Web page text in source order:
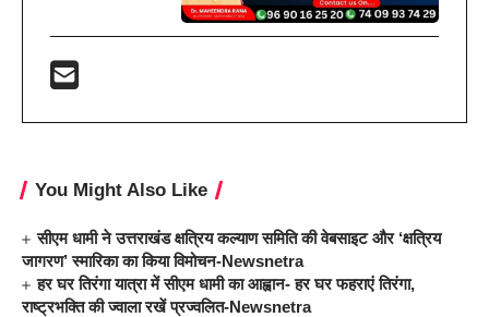
You Might Also Like
सीएम धामी ने उत्तराखंड क्षत्रिय कल्याण समिति की वेबसाइट और ‘क्षत्रिय
जागरण’ स्मारिका का किया विमोचन-Newsnetra
हर घर तिरंगा यात्रा में सीएम धामी का आह्वान- हर घर फहराएं तिरंगा,
राष्ट्रभक्ति की ज्वाला रखें प्रज्वलित-Newsnetra